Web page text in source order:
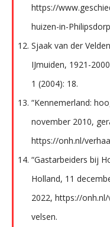
https://
huizen-in-
Sjaak van der
IJmuiden, 1921-
1 (2004): 18.
“Kennemerland:
november 2010,
https://onh.nl/
“Gastarbeiders bij
Holland, 11
2022, https://
velsen.